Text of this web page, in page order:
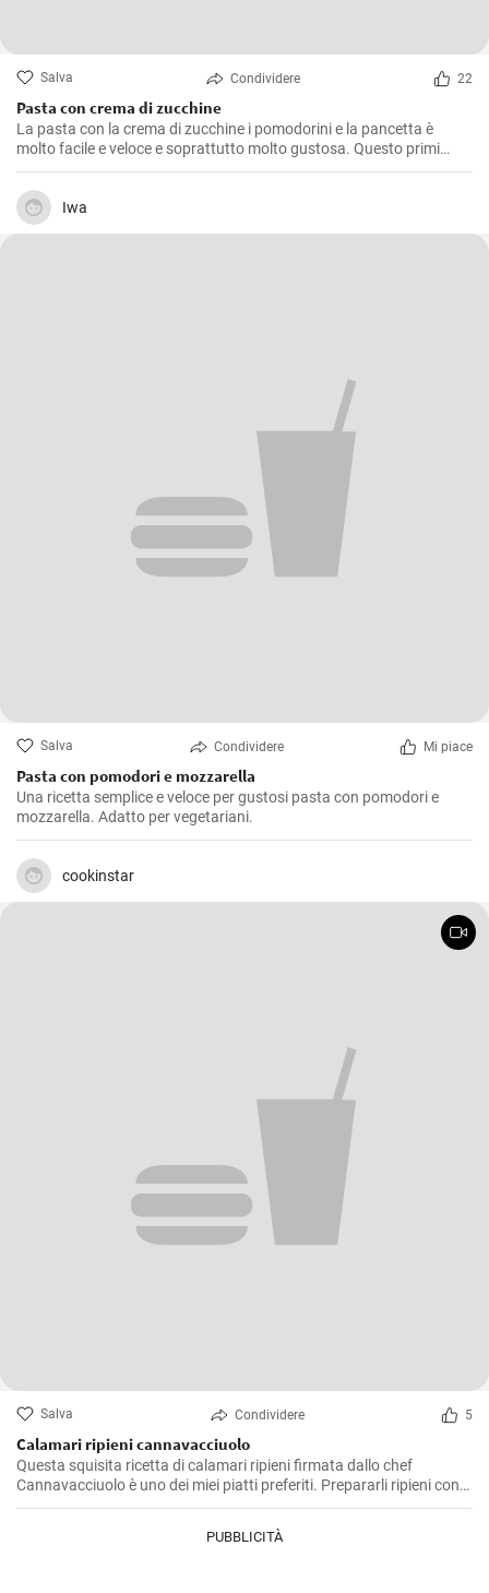
Salva Condividere 22
Pasta con crema di zucchine
La pasta con la crema di zucchine i pomodorini e la pancetta è
molto facile e veloce e soprattutto molto gustosa. Questo primi
piatto è tanto cremoso grazie alla crema di zucchine, “fresco” grazie
ai pomodorini e croccante vista l'aggiunta della pancetta.
Iwa
Salva Condividere Mi piace
Pasta con pomodori e mozzarella
Una ricetta semplice e veloce per gustosi pasta con pomodori e
mozzarella. Adatto per vegetariani.
cookinstar
Salva Condividere 5
Calamari ripieni cannavacciuolo
Questa squisita ricetta di calamari ripieni firmata dallo chef
Cannavacciuolo è uno dei miei piatti preferiti. Prepararli ripieni con
aromi, pane raffermo e prezzemolo è un'ideale miscela di sapori di
mare e terra e poi cotta al forno dona un delizioso ed equilibrato
soddisfazione al palato. E' un piatto che preferisco servire come
PUBBLICITÀ